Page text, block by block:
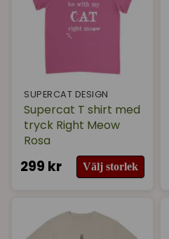
SUPERCAT DESIGN
Supercat T shirt med
tryck Right Meow
Rosa
299 kr Välj storlek